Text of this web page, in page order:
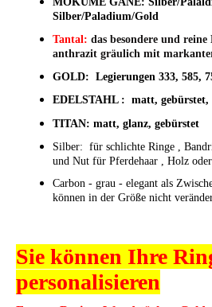
Silber/Paladium/Gold
Tantal : das besondere und
anthrazit gräulich mit
GOLD: Legierungen 333, 585,
EDELSTAHL : matt,
TITAN: matt, glanz, gebürstet
Silber: für schlichte Ringe ,
und Nut für Pferdehaar , Holz
Carbon - grau - elegant als
können in der Größe nicht
Sie können Ihre
personalisieren